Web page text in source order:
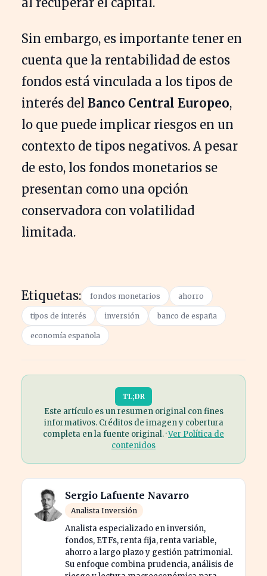
Sin embargo, es importante tener en
cuenta que la rentabilidad de estos
fondos está vinculada a los tipos de
interés del Banco Central Europeo,
lo que puede implicar riesgos en un
contexto de tipos negativos. A pesar
de esto, los fondos monetarios se
presentan como una opción
conservadora con volatilidad
limitada.
Etiquetas: fondos monetarios ahorro
tipos de interés inversión banco de españa
economía española
TL;DR
Este artículo es un resumen original con fines
informativos. Créditos de imagen y cobertura
completa en la fuente original. ·Ver Política de
contenidos
Sergio Lafuente Navarro
Analista Inversión
Analista especializado en inversión,
fondos, ETFs, renta fija, renta variable,
ahorro a largo plazo y gestión patrimonial.
Su enfoque combina prudencia, análisis de